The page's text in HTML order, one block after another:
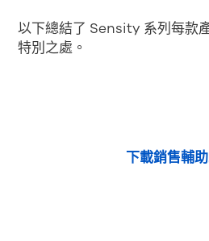
以下總結了 Sensity 系列每款
特別之處。
下載銷售輔